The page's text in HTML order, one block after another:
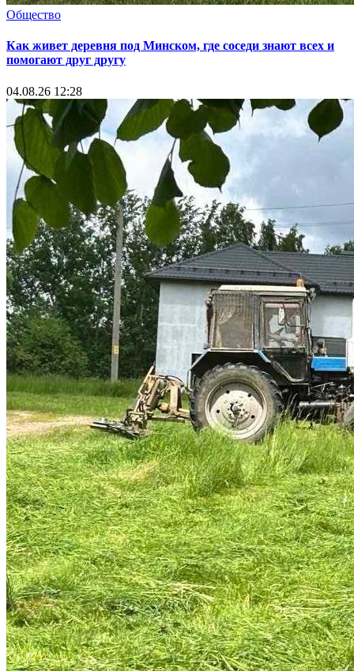
Общество
Как живет деревня под Минском, где соседи знают всех и
помогают друг другу
04.08.26 12:28